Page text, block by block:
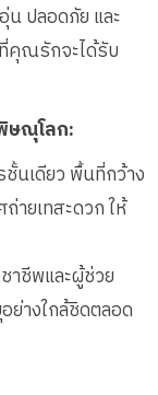
ปลอดภัย และ
คุณรักจะได้รับ
ษณุโลก:
ชั้นเดียว พื้นที่กว้าง
ายเทสะดวก ให้
าชีพและผู้ช่วย
างใกล้ชิดตลอด